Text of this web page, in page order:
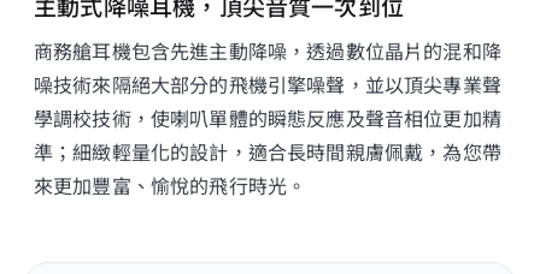
主動式降噪耳機，頂尖音質一次到位
商務艙耳機包含先進主動降噪，透過數位晶片的混和降
噪技術來隔絕大部分的飛機引擎噪聲，並以頂尖專業聲
學調校技術，使喇叭單體的瞬態反應及聲音相位更加精
準；細緻輕量化的設計，適合長時間親膚佩戴，為您帶
來更加豐富、愉悅的飛行時光。